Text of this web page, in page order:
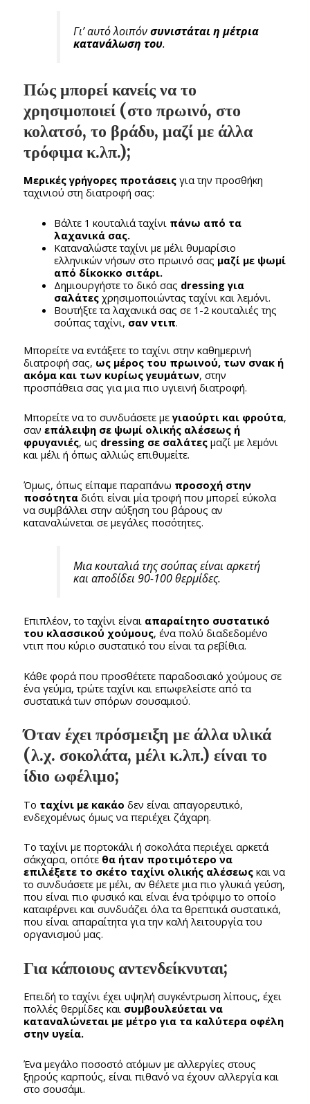
Γι’ αυτό λοιπόνσυνιστάται η μέτρια
κατανάλωση του.
Πώς μπορεί κανείς να το
χρησιμοποιεί (στο πρωινό, στο
κολατσό, το βράδυ, μαζί με άλλα
τρόφιμα κ.λπ.);
Μερικές γρήγορες προτάσεις για την προσθήκη
ταχινιού στη διατροφή σας:
Βάλτε 1 κουταλιά ταχίνι πάνω από τα
λαχανικά σας.
Καταναλώστε ταχίνι με μέλι θυμαρίσιο
ελληνικών νήσων στο πρωινό σας μαζί με ψωμί
από δίκοκκο σιτάρι.
Δημιουργήστε το δικό σας dressing για
σαλάτεςχρησιμοποιώντας ταχίνι και λεμόνι.
Βουτήξτε τα λαχανικά σας σε 1-2 κουταλιές της
σούπας ταχίνι, σαν ντιπ.
Μπορείτε να εντάξετε το ταχίνι στην καθημερινή
διατροφή σας, ως μέρος του πρωινού, των σνακ ή
ακόμα και των κυρίως γευμάτων, στην
προσπάθεια σας για μια πιο υγιεινή διατροφή.
Μπορείτε να το συνδυάσετε μεγιαούρτι και φρούτα,
σαν επάλειψη σε ψωμί ολικής αλέσεως ή
φρυγανιές, ως dressing σε σαλάτες μαζί με λεμόνι
και μέλι ή όπως αλλιώς επιθυμείτε.
Όμως, όπως είπαμε παραπάνω προσοχή στην
ποσότητα διότι είναι μία τροφή που μπορεί εύκολα
να συμβάλλει στην αύξηση του βάρους αν
καταναλώνεται σε μεγάλες ποσότητες.
Μια κουταλιά της σούπας είναι αρκετή
και αποδίδει 90-100 θερμίδες.
Επιπλέον, το ταχίνι είναι απαραίτητο συστατικό
του κλασσικού χούμους, ένα πολύ διαδεδομένο
ντιπ που κύριο συστατικό του είναι τα ρεβίθια.
Κάθε φορά που προσθέτετε παραδοσιακό χούμους σε
ένα γεύμα, τρώτε ταχίνι και επωφελείστε από τα
συστατικά των σπόρων σουσαμιού.
Όταν έχει πρόσμειξη με άλλα υλικά
(λ.χ. σοκολάτα, μέλι κ.λπ.) είναι το
ίδιο ωφέλιμο;
Το ταχίνι με κακάο δεν είναι απαγορευτικό,
ενδεχομένως όμως να περιέχει ζάχαρη.
Το ταχίνι με πορτοκάλι ή σοκολάτα περιέχει αρκετά
σάκχαρα, οπότε θα ήταν προτιμότερο να
επιλέξετε το σκέτο ταχίνι ολικής αλέσεως και να
το συνδυάσετε με μέλι, αν θέλετε μια πιο γλυκιά γεύση,
που είναι πιο φυσικό και είναι ένα τρόφιμο το οποίο
καταφέρνει και συνδυάζει όλα τα θρεπτικά συστατικά,
που είναι απαραίτητα για την καλή λειτουργία του
οργανισμού μας.
Για κάποιους αντενδείκνυται;
Επειδή το ταχίνι έχει υψηλή συγκέντρωση λίπους, έχει
πολλές θερμίδες και συμβουλεύεται να
καταναλώνεται με μέτρο για τα καλύτερα οφέλη
στην υγεία.
Ένα μεγάλο ποσοστό ατόμων με αλλεργίες στους
ξηρούς καρπούς, είναι πιθανό να έχουν αλλεργία και
στο σουσάμι.